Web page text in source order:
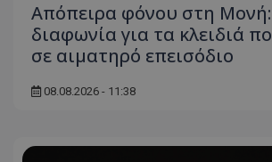
Απόπειρα φόνου στη
διαφωνία για τα κλειδιά
σε αιματηρό επεισόδιο
08.08.2026 - 11:38